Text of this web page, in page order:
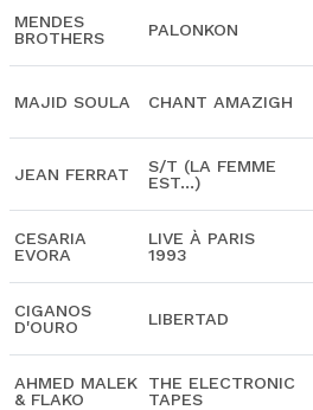
MENDES
BROTHERS
PALONKON
MAJID SOULA CHANT AMAZIGH
JEAN FERRAT
S/T (LA FEMME
EST...)
CESARIA
EVORA
LIVE À PARIS
1993
CIGANOS
D'OURO
LIBERTAD
AHMED MALEK
& FLAKO
THE ELECTRONIC
TAPES